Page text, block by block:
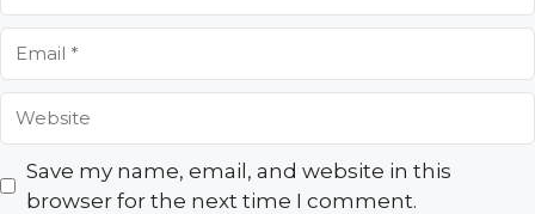
Save my name, email, and website in this
browser for the next time I comment.